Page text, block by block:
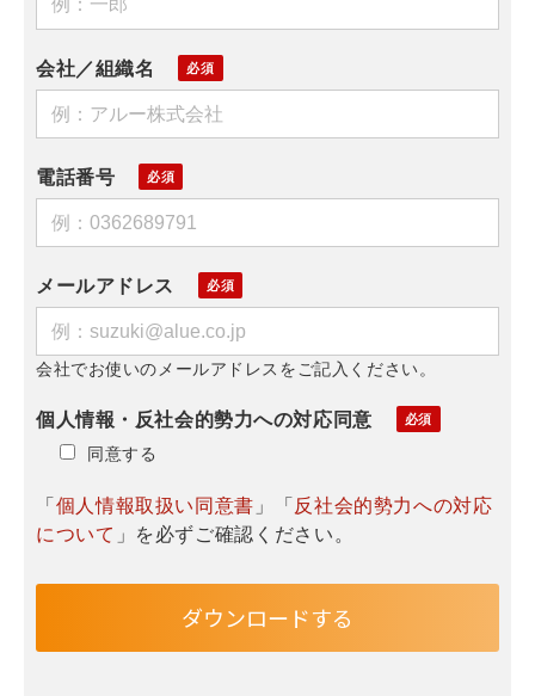
会社／組織名
電話番号
メールアドレス
会社でお使いのメールアドレスをご記入ください。
個人情報・反社会的勢力への対応同意
同意する
「個人情報取扱い同意書 」「反社会的勢力への対応
について 」を必ずご確認ください。